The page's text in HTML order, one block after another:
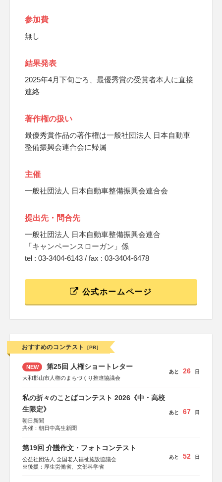
参加費
無し
結果発表
2025年4月下旬ごろ、最優秀賞の受賞者本人に直接
連絡
著作権の扱い
最優秀賞作品の著作権は一般社団法人 日本自動車
整備振興会連合会に帰属
主催
一般社団法人 日本自動車整備振興会連合会
提出先・問合先
一般社団法人 日本自動車整備振興会連合
「キャンペーンスローガン」係
tel : 03-3404-6143 / fax : 03-3404-6478
公式ホームページ
おすすめのコンテスト [PR]
NEW 第25回 人権ショートレター
大和郡山市人権のまちづくり推進協議会
あと 26 日
私の折々のことばコンテスト 2026《中・高校
生限定》
朝日新聞
共催：朝日中高生新聞
あと 67 日
第19回 介護作文・フォトコンテスト
公益社団法人 全国老人福祉施設協議会
※後援：厚生労働省、文部科学省
あと 52 日